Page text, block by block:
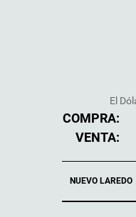
El
COMPRA:
VENTA:
NUEVO LAREDO